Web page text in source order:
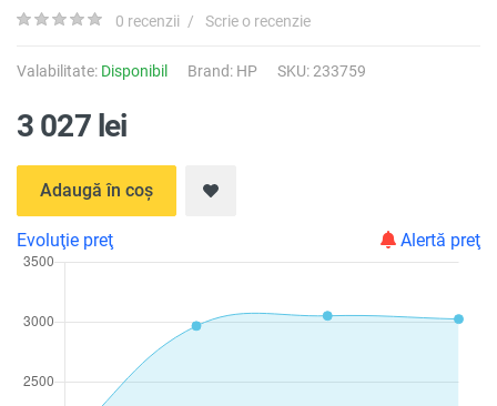
0 recenzii / Scrie o recenzie
Valabilitate: Disponibil Brand: HP SKU: 233759
3 027 lei
Adaugă în coș
Alertă preţ
Evoluţie preţ